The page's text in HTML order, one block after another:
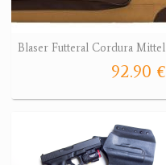
Blaser Futteral Cordura Mittel
92.90 €